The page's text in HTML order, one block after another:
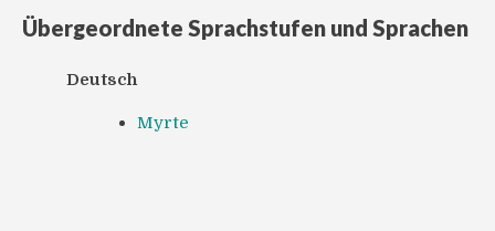
Übergeordnete Sprachstufen und Sprachen
Deutsch
Myrte